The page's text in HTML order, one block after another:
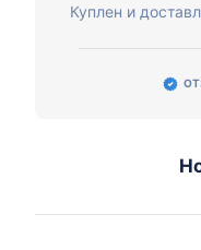
Куплен и